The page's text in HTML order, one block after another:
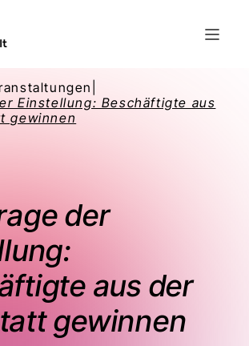
Einstellung: Beschäftigte aus
gewinnen
der
aus der
gewinnen